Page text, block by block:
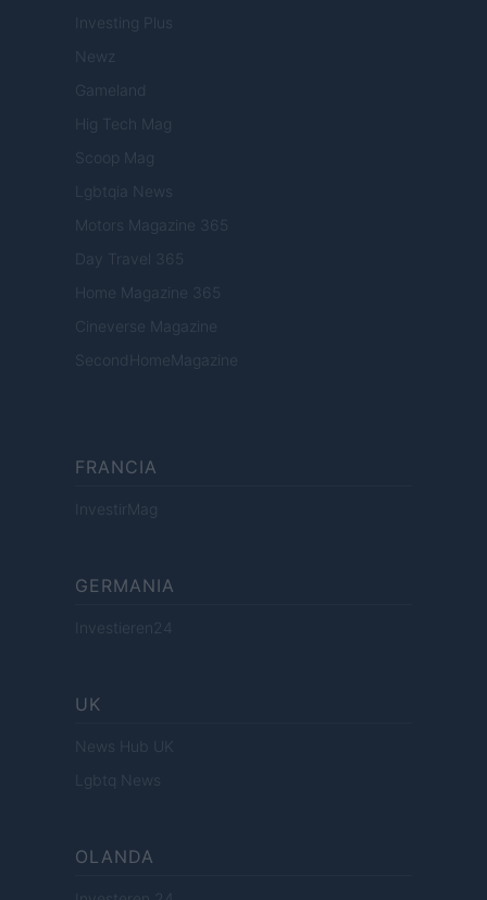
Investing Plus
Newz
Gameland
Hig Tech Mag
Scoop Mag
Lgbtqia News
Motors Magazine 365
Day Travel 365
Home Magazine 365
Cineverse Magazine
SecondHomeMagazine
FRANCIA
InvestirMag
GERMANIA
Investieren24
UK
News Hub UK
Lgbtq News
OLANDA